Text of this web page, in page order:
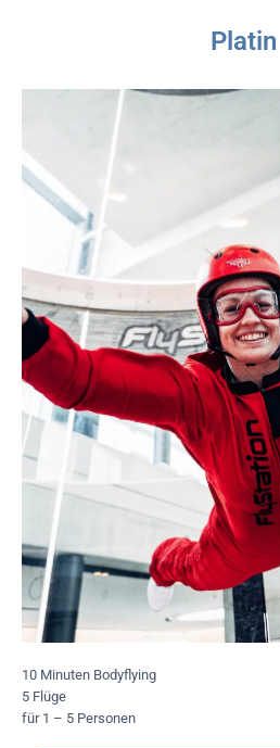
Platin
10 Minuten Bodyflying
5 Flüge
für 1 – 5 Personen